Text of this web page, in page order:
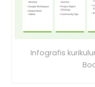
Infografis